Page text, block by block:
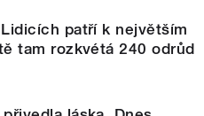
patří k největším
tam rozkvétá 240 odrůd